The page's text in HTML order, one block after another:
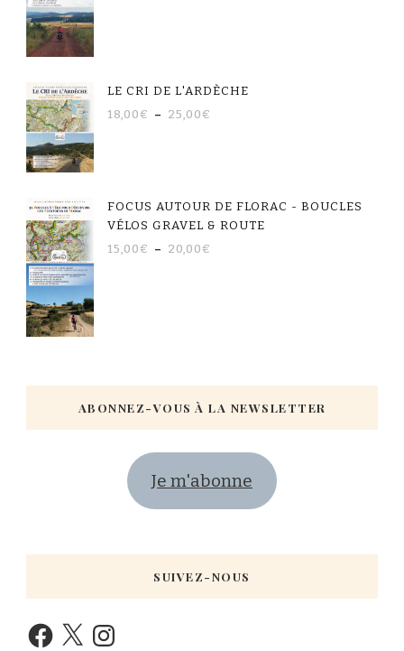
LE CRI DE L'ARDÈCHE
18,00€ – 25,00€
FOCUS AUTOUR DE FLORAC - BOUCLES
VÉLOS GRAVEL & ROUTE
15,00€ – 20,00€
ABONNEZ-VOUS À LA NEWSLETTER
Je m'abonne
SUIVEZ-NOUS